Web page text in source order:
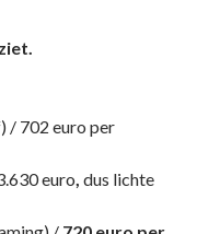
/ 702 euro per
euro, dus lichte